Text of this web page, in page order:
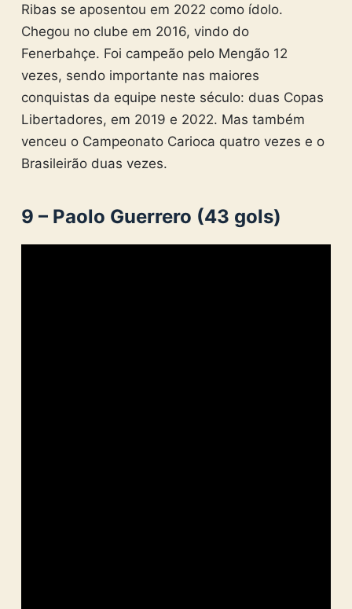
Ribas se aposentou em 2022 como ídolo.
Chegou no clube em 2016, vindo do
Fenerbahçe. Foi campeão pelo Mengão 12
vezes, sendo importante nas maiores
conquistas da equipe neste século: duas Copas
Libertadores, em 2019 e 2022. Mas também
venceu o Campeonato Carioca quatro vezes e o
Brasileirão duas vezes.
9 – Paolo Guerrero (43 gols)